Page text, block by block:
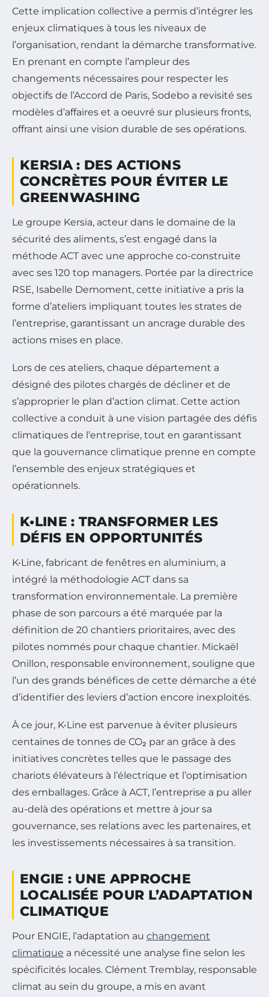
Cette implication collective a permis d’intégrer les
enjeux climatiques à tous les niveaux de
l’organisation, rendant la démarche transformative.
En prenant en compte l’ampleur des
changements nécessaires pour respecter les
objectifs de l’Accord de Paris, Sodebo a revisité ses
modèles d’affaires et a oeuvré sur plusieurs fronts,
offrant ainsi une vision durable de ses opérations.
KERSIA : DES ACTIONS
CONCRÈTES POUR ÉVITER LE
GREENWASHING
Le groupe Kersia, acteur dans le domaine de la
sécurité des aliments, s’est engagé dans la
méthode ACT avec une approche co-construite
avec ses 120 top managers. Portée par la directrice
RSE, Isabelle Demoment, cette initiative a pris la
forme d’ateliers impliquant toutes les strates de
l’entreprise, garantissant un ancrage durable des
actions mises en place.
Lors de ces ateliers, chaque département a
désigné des pilotes chargés de décliner et de
s’approprier le plan d’action climat. Cette action
collective a conduit à une vision partagée des défis
climatiques de l’entreprise, tout en garantissant
que la gouvernance climatique prenne en compte
l’ensemble des enjeux stratégiques et
opérationnels.
K•LINE : TRANSFORMER LES
DÉFIS EN OPPORTUNITÉS
K•Line, fabricant de fenêtres en aluminium, a
intégré la méthodologie ACT dans sa
transformation environnementale. La première
phase de son parcours a été marquée par la
définition de 20 chantiers prioritaires, avec des
pilotes nommés pour chaque chantier. Mickaël
Onillon, responsable environnement, souligne que
l’un des grands bénéfices de cette démarche a été
d’identifier des leviers d’action encore inexploités.
À ce jour, K•Line est parvenue à éviter plusieurs
centaines de tonnes de CO₂ par an grâce à des
initiatives concrètes telles que le passage des
chariots élévateurs à l’électrique et l’optimisation
des emballages. Grâce à ACT, l’entreprise a pu aller
au-delà des opérations et mettre à jour sa
gouvernance, ses relations avec les partenaires, et
les investissements nécessaires à sa transition.
ENGIE : UNE APPROCHE
LOCALISÉE POUR L’ADAPTATION
CLIMATIQUE
Pour ENGIE, l’adaptation au changement
climatique a nécessité une analyse fine selon les
spécificités locales. Clément Tremblay, responsable
climat au sein du groupe, a mis en avant